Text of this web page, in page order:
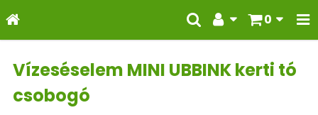
0
Vízeséselem MINI UBBINK kerti tó
csobogó